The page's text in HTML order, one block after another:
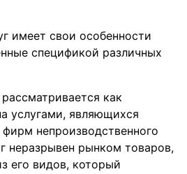
имеет свои особенности
спецификой различных
как
услугами, являющихся
непроизводственного
неразрывен рынком товаров,
его видов, который